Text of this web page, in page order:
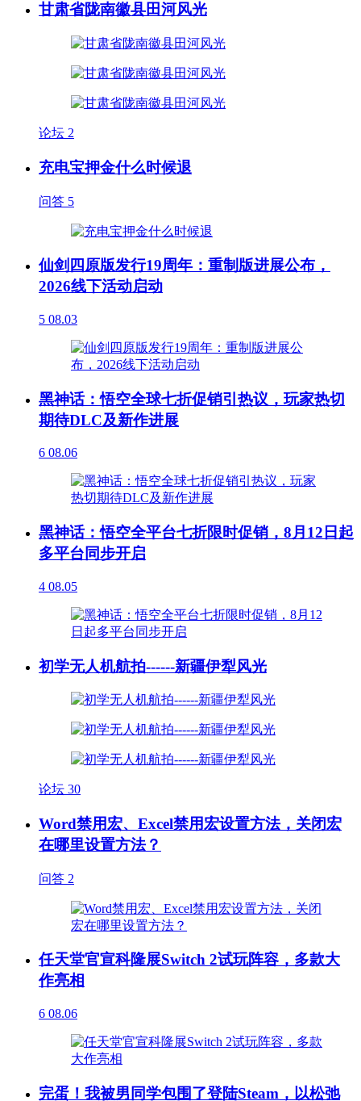
甘肃省陇南徽县田河风光
论坛 2
充电宝押金什么时候退
问答 5
仙剑四原版发行19周年：重制版进展公布，
2026线下活动启动
5 08.03
黑神话：悟空全球七折促销引热议，玩家热切
期待DLC及新作进展
6 08.06
黑神话：悟空全平台七折限时促销，8月12日起
多平台同步开启
4 08.05
初学无人机航拍------新疆伊犁风光
论坛 30
Word禁用宏、Excel禁用宏设置方法，关闭宏
在哪里设置方法？
问答 2
任天堂官宣科隆展Switch 2试玩阵容，多款大
作亮相
6 08.06
完蛋！我被男同学包围了登陆Steam，以松弛